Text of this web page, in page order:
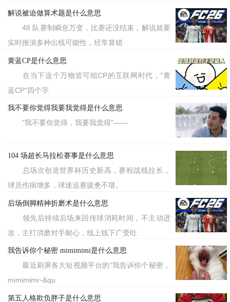
解说被迫做算术题是什么意思
48 队赛制瞬息万变，比赛还没结束，解说就要
实时推演多种出线可能性，经常算错
黄蓝CP是什么意思
在当下这个万物皆可组CP的互联网时代，"黄
蓝CP"四个字
我不要你觉得我要我觉得是什么意思
"我不要你觉得，我要我觉得"——
104 场超长马拉松赛事是什么意思
总场次创造世界杯历史新高，赛程战线拉长，
球员伤病增多，球迷追赛疲惫不堪。
后场倒脚精神折磨术是什么意思
领先后持续后场来回传球消耗时间，不主动进
攻，主打消磨对手耐心，线上线下广受吐
我告诉你个秘密 mimimimi是什么意思
最近刷屏各大短视频平台的"我告诉你个秘密，
mimimimi~&qu
第五人格欺负胖子是什么意思